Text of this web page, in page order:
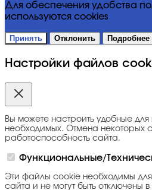
Для обеспечения удобства
используются cookies
Принять Отклонить Подробнее
Настройки файлов
Вы можете настроить удобные
необходимых. Отмена некоторых
работоспособность сайта.
Функциональные/
Эти файлы cookie необходимы
сайта и не могут быть отключены